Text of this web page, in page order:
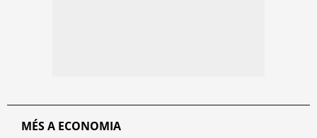
MÉS A ECONOMIA